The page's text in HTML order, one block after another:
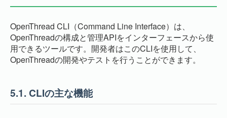
OpenThread CLI（Command Line Interface）は、
OpenThreadの構成と管理APIをインターフェースから使
用できるツールです。開発者はこのCLIを使用して、
OpenThreadの開発やテストを行うことができます。
5.1. CLIの主な機能